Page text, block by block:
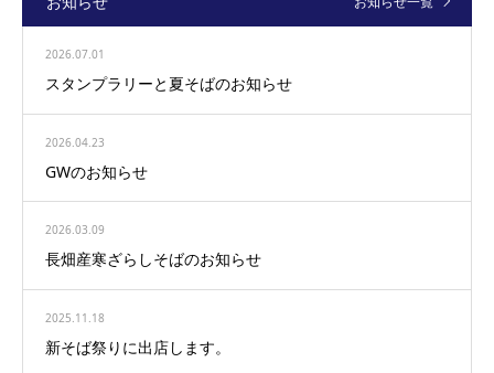
2026.07.01
スタンプラリーと夏そばのお知らせ
2026.04.23
GWのお知らせ
2026.03.09
長畑産寒ざらしそばのお知らせ
2025.11.18
新そば祭りに出店します。